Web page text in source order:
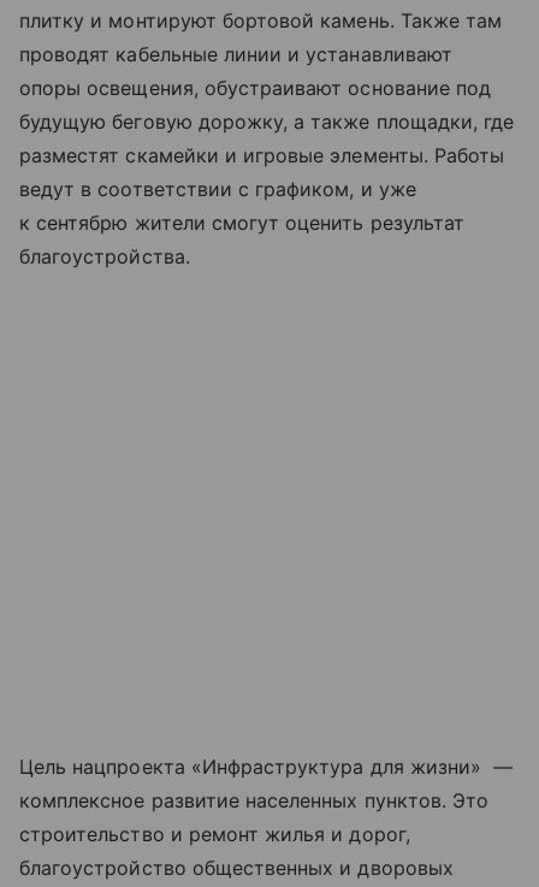
плитку и монтируют бортовой камень. Также там
проводят кабельные линии и устанавливают
опоры освещения, обустраивают основание под
будущую беговую дорожку, а также площадки, где
разместят скамейки и игровые элементы. Работы
ведут в соответствии с графиком, и уже
к сентябрю жители смогут оценить результат
благоустройства.
Цель нацпроекта «Инфраструктура для жизни» —
комплексное развитие населенных пунктов. Это
строительство и ремонт жилья и дорог,
благоустройство общественных и дворовых